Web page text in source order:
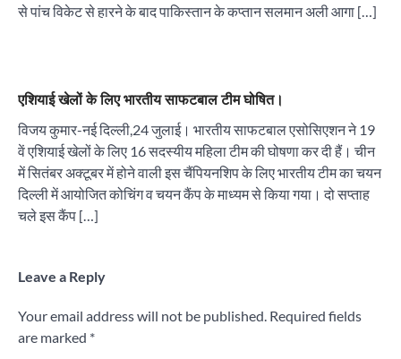
से पांच विकेट से हारने के बाद पाकिस्तान के कप्तान सलमान अली आगा […]
एशियाई खेलों के लिए भारतीय साफटबाल टीम घोषित।
विजय कुमार-नई दिल्ली,24 जुलाई। भारतीय साफटबाल एसोसिएशन ने 19
वें एशियाई खेलों के लिए 16 सदस्यीय महिला टीम की घोषणा कर दी हैं। चीन
में सितंबर अक्टूबर में होने वाली इस चैंपियनशिप के लिए भारतीय टीम का चयन
दिल्ली में आयोजित कोचिंग व चयन कैंप के माध्यम से किया गया। दो सप्ताह
चले इस कैंप […]
Leave a Reply
Your email address will not be published. Required fields
are marked *